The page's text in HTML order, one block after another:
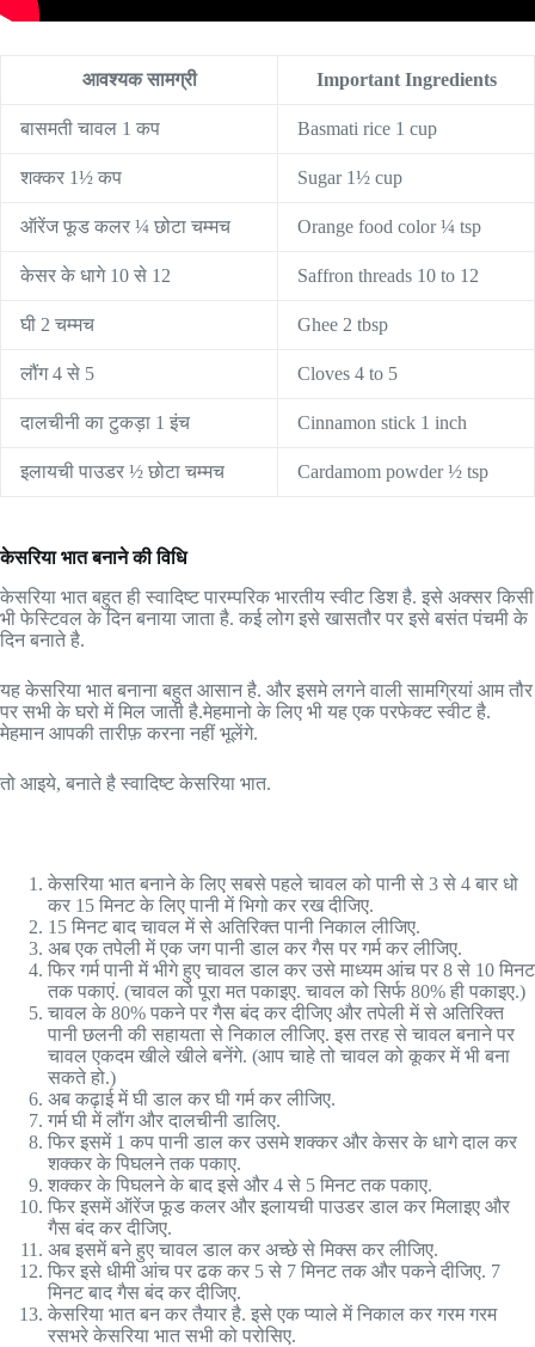
आवश्यक सामग्री Important Ingredients
बासमती चावल 1 कप Basmati rice 1 cup
शक्कर 1½ कप Sugar 1½ cup
ऑरेंज फूड कलर ¼ छोटा चम्मच Orange food color ¼ tsp
केसर के धागे 10 से 12 Saffron threads 10 to 12
घी 2 चम्मच Ghee 2 tbsp
लौंग 4 से 5 Cloves 4 to 5
दालचीनी का टुकड़ा 1 इंच Cinnamon stick 1 inch
इलायची पाउडर ½ छोटा चम्मच Cardamom powder ½ tsp
केसरिया भात बनाने की विधि
केसरिया भात बहुत ही स्वादिष्ट पारम्परिक भारतीय स्वीट डिश है. इसे अक्सर किसी
भी फेस्टिवल के दिन बनाया जाता है. कई लोग इसे खासतौर पर इसे बसंत पंचमी के
दिन बनाते है.
यह केसरिया भात बनाना बहुत आसान है. और इसमे लगने वाली सामग्रियां आम तौर
पर सभी के घरो में मिल जाती है.मेहमानो के लिए भी यह एक परफेक्ट स्वीट है.
मेहमान आपकी तारीफ़ करना नहीं भूलेंगे.
तो आइये, बनाते है स्वादिष्ट केसरिया भात.
केसरिया भात बनाने के लिए सबसे पहले चावल को पानी से 3 से 4 बार धो
कर 15 मिनट के लिए पानी में भिगो कर रख दीजिए.
15 मिनट बाद चावल में से अतिरिक्त पानी निकाल लीजिए.
अब एक तपेली में एक जग पानी डाल कर गैस पर गर्म कर लीजिए.
फिर गर्म पानी में भीगे हुए चावल डाल कर उसे माध्यम आंच पर 8 से 10 मिनट
तक पकाएं. (चावल को पूरा मत पकाइए. चावल को सिर्फ 80% ही पकाइए.)
चावल के 80% पकने पर गैस बंद कर दीजिए और तपेली में से अतिरिक्त
पानी छलनी की सहायता से निकाल लीजिए. इस तरह से चावल बनाने पर
चावल एकदम खीले खीले बनेंगे. (आप चाहे तो चावल को कूकर में भी बना
सकते हो.)
अब कढ़ाई में घी डाल कर घी गर्म कर लीजिए.
गर्म घी में लौंग और दालचीनी डालिए.
फिर इसमें 1 कप पानी डाल कर उसमे शक्कर और केसर के धागे दाल कर
शक्कर के पिघलने तक पकाए.
शक्कर के पिघलने के बाद इसे और 4 से 5 मिनट तक पकाए.
फिर इसमें ऑरेंज फूड कलर और इलायची पाउडर डाल कर मिलाइए और
गैस बंद कर दीजिए.
अब इसमें बने हुए चावल डाल कर अच्छे से मिक्स कर लीजिए.
फिर इसे धीमी आंच पर ढक कर 5 से 7 मिनट तक और पकने दीजिए. 7
मिनट बाद गैस बंद कर दीजिए.
केसरिया भात बन कर तैयार है. इसे एक प्याले में निकाल कर गरम गरम
रसभरे केसरिया भात सभी को परोसिए.